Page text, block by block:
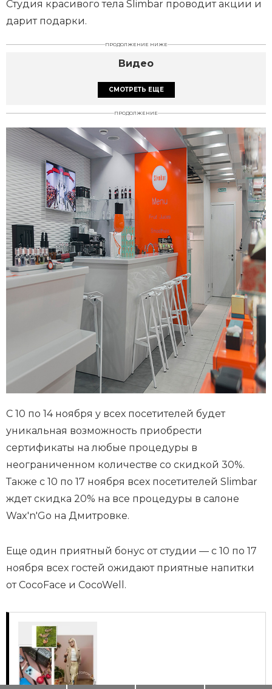
Студия красивого тела Slimbar проводит акции и
дарит подарки.
ПРОДОЛЖЕНИЕ НИЖЕ
Видео
СМОТРЕТЬ ЕЩЕ
ПРОДОЛЖЕНИЕ
C 10 по 14 ноября у всех посетителей будет
уникальная возможность приобрести
сертификаты на любые процедуры в
неограниченном количестве со скидкой 30%.
Также с 10 по 17 ноября всех посетителей Slimbar
ждет скидка 20% на все процедуры в салоне
Wax'n'Go на Дмитровке.
Еще один приятный бонус от студии — с 10 по 17
ноября всех гостей ожидают приятные напитки
от CocoFace и CocoWell.